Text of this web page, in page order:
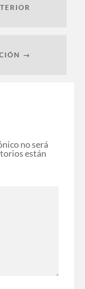
→
no será
están